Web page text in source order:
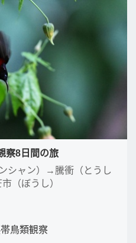
察8日間の旅
シャン）→騰衝（とうし
（ぼうし）
鳥類観察